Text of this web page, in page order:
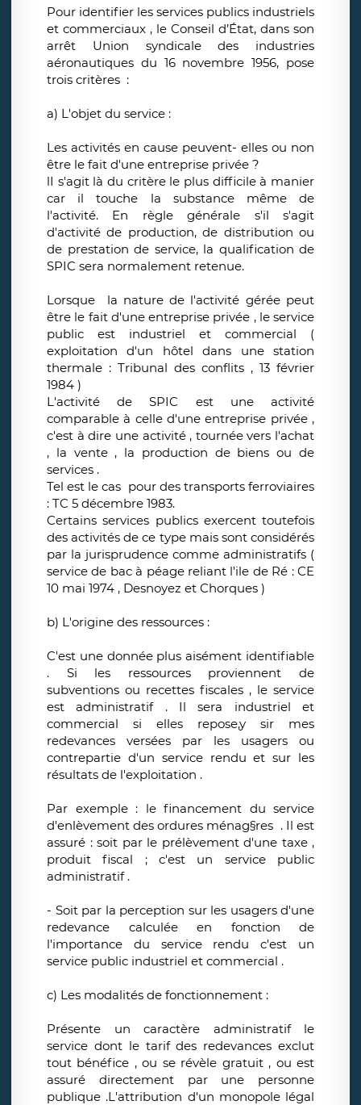
Pour identifier les services publics industriels
et commerciaux , le Conseil d’État, dans son
arrêt Union syndicale des industries
aéronautiques du 16 novembre 1956, pose
trois critères :
a) L'objet du service :
Les activités en cause peuvent- elles ou non
être le fait d'une entreprise privée ?
lI s'agit là du critère le plus difficile à manier
car il touche la substance même de
l'activité. En règle générale s'il s'agit
d'activité de production, de distribution ou
de prestation de service, la qualification de
SPIC sera normalement retenue.
Lorsque la nature de l'activité gérée peut
être le fait d'une entreprise privée , le service
public est industriel et commercial (
exploitation d'un hôtel dans une station
thermale : Tribunal des conflits , 13 février
1984 )
L'activité de SPIC est une activité
comparable à celle d'une entreprise privée ,
c'est à dire une activité , tournée vers l'achat
, la vente , la production de biens ou de
services .
Tel est le cas pour des transports ferroviaires
: TC 5 décembre 1983.
Certains services publics exercent toutefois
des activités de ce type mais sont considérés
par la jurisprudence comme administratifs (
service de bac à péage reliant l'ile de Ré : CE
10 mai 1974 , Desnoyez et Chorques )
b) L'origine des ressources :
C'est une donnée plus aisément identifiable
. Si les ressources proviennent de
subventions ou recettes fiscales , le service
est administratif . Il sera industriel et
commercial si elles repose,y sir mes
redevances versées par les usagers ou
contrepartie d'un service rendu et sur les
résultats de l'exploitation .
Par exemple : le financement du service
d'enlèvement des ordures ménag§res . Il est
assuré : soit par le prélèvement d'une taxe ,
produit fiscal ; c'est un service public
administratif .
- Soit par la perception sur les usagers d'une
redevance calculée en fonction de
l'importance du service rendu c'est un
service public industriel et commercial .
c) Les modalités de fonctionnement :
Présente un caractère administratif le
service dont le tarif des redevances exclut
tout bénéfice , ou se révèle gratuit , ou est
assuré directement par une personne
publique .L'attribution d'un monopole légal